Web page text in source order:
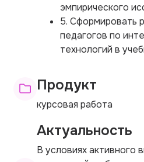
эмпирического
5. Сформировать
педагогов по
технологий в
Продукт
курсовая работа
Актуальность
В условиях активного